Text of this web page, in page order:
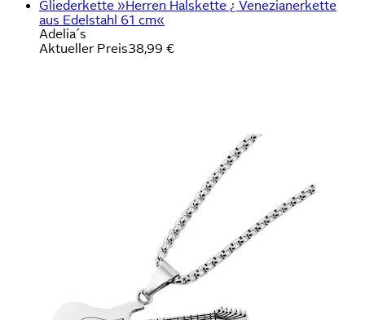
Gliederkette »Herren Halskette ¿ Venezianerkette
aus Edelstahl 61 cm«
Adelia´s
Aktueller Preis38,99 €